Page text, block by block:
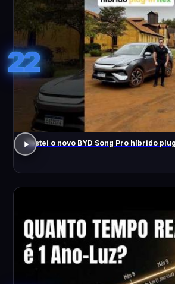
22
Testei o novo BYD Song Pro híbrido